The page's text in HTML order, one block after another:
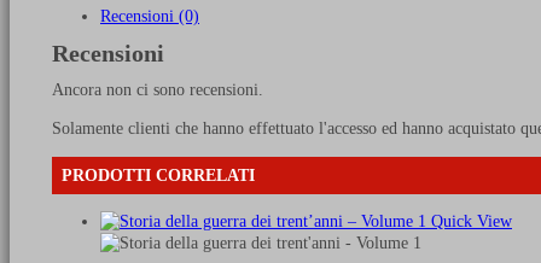
guerra
1815
Recensioni (0)
Recensioni
Ancora non ci sono recensioni.
Solamente clienti che hanno effettuato l'accesso ed hanno acquistato
PRODOTTI CORRELATI
Quick View